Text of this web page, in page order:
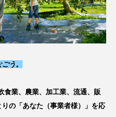
う。
業、農業、加工業、流通、販
の「あなた（事業者様）」を応